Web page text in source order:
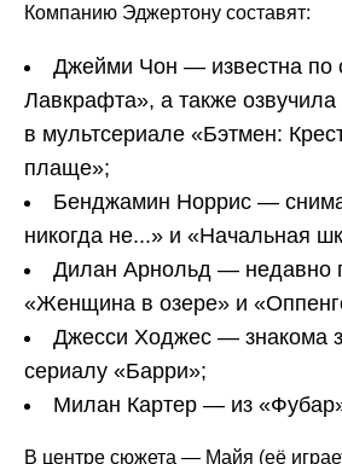
Компанию Эджертону составят:
Джейми Чон — известна по
Лавкрафта», а также
в мультсериале «Бэтмен:
плаще»;
Бенджамин Норрис —
никогда не...» и «Начальная
Дилан Арнольд — недавно
«Женщина в озере» и
Джесси Ходжес — знакома
сериалу «Барри»;
Милан Картер — из
В центре сюжета — Майя (её